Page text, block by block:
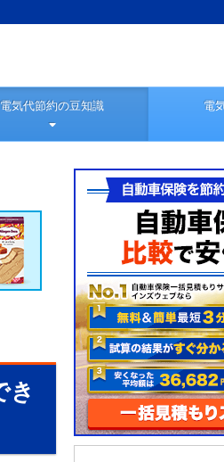
電気代節約の豆知識 電
き